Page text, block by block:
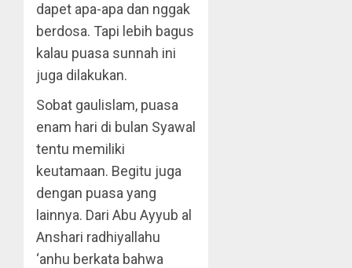
dapet apa-apa dan nggak
berdosa. Tapi lebih bagus
kalau puasa sunnah ini
juga dilakukan.
Sobat gaulislam, puasa
enam hari di bulan Syawal
tentu memiliki
keutamaan. Begitu juga
dengan puasa yang
lainnya. Dari Abu Ayyub al
Anshari radhiyallahu
‘anhu berkata bahwa